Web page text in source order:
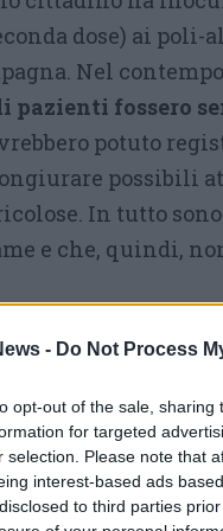
- Do Not Process
opt-out of the sale,
for targeted
selection. Please note that
interest-based ads
to third parties
dose) ai
Nel
pazienti fossero
potuto
possibili
In tutto sono
e che, quindi,
ad essere
in
La
rimasta isolata in
fase di
e post